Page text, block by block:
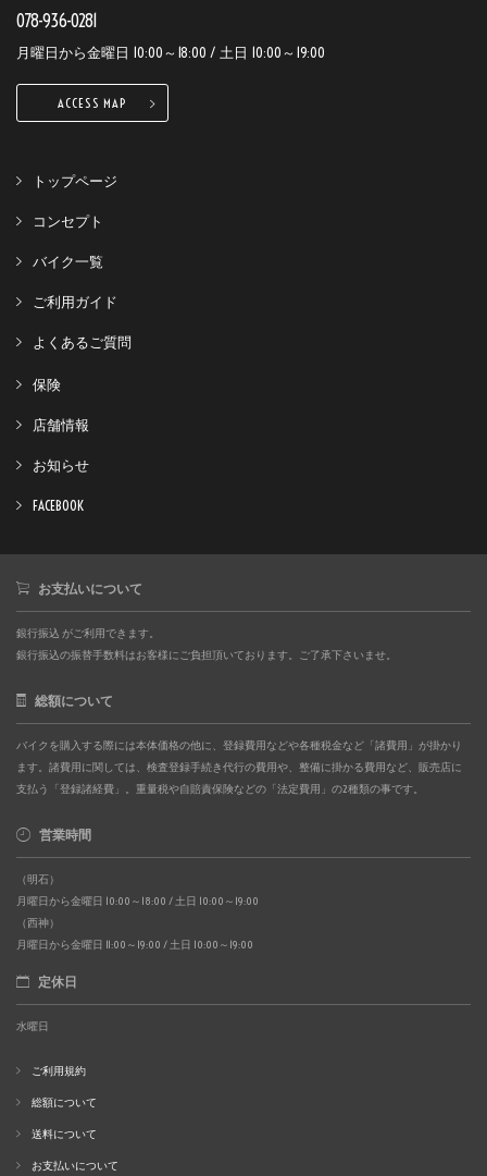
078-936-0281
月曜日から金曜日 10:00～18:00 / 土日 10:00～19:00
ACCESS MAP
トップページ
コンセプト
バイク一覧
ご利用ガイド
よくあるご質問
保険
店舗情報
お知らせ
FACEBOOK
お支払いについて
銀行振込 がご利用できます。
銀行振込の振替手数料はお客様にご負担頂いております。ご了承下さいませ。
総額について
バイクを購入する際には本体価格の他に、登録費用などや各種税金など「諸費用」が掛かり
ます。諸費用に関しては、検査登録手続き代行の費用や、整備に掛かる費用など、販売店に
支払う「登録諸経費」。重量税や自賠責保険などの「法定費用」の2種類の事です。
営業時間
（明石）
月曜日から金曜日 10:00～18:00 / 土日 10:00～19:00
（西神）
月曜日から金曜日 11:00～19:00 / 土日 10:00～19:00
定休日
水曜日
ご利用規約
総額について
送料について
お支払いについて